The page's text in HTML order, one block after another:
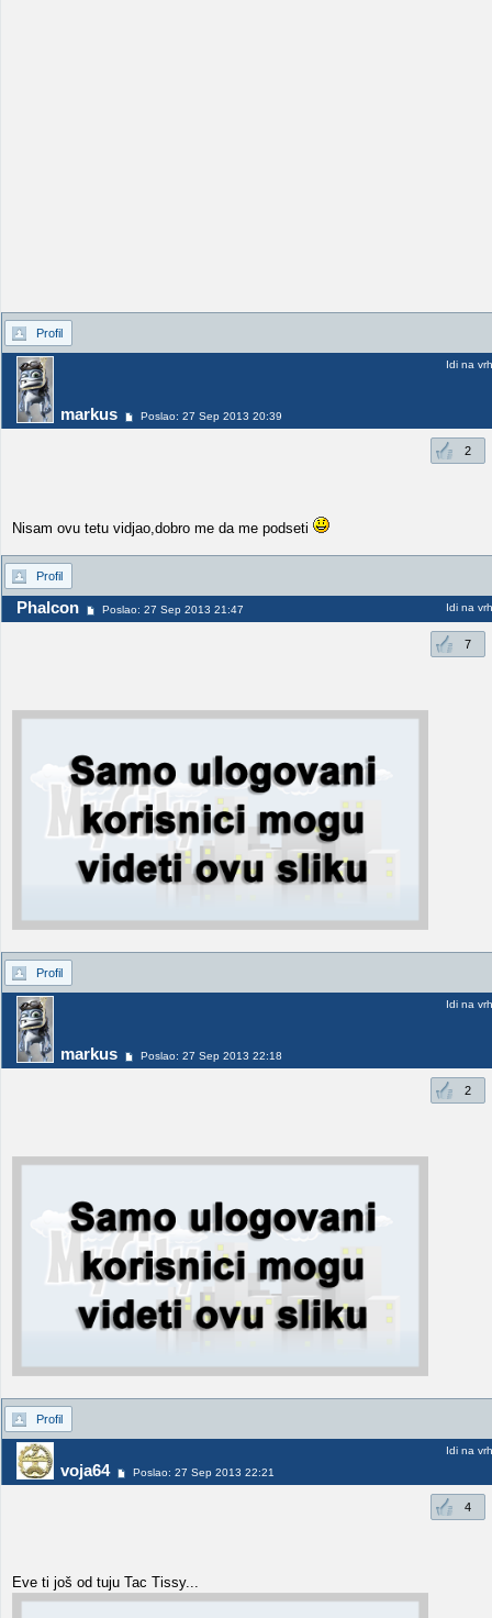
Profil
markus Poslao: 27 Sep 2013 20:39
Idi na vrh
2
Nisam ovu tetu vidjao,dobro me da me podseti
Profil
Phalcon Poslao: 27 Sep 2013 21:47 Idi na vrh
7
Profil
markus Poslao: 27 Sep 2013 22:18
Idi na vrh
2
Profil
voja64 Poslao: 27 Sep 2013 22:21
Idi na vrh
4
Eve ti još od tuju Tac Tissy...